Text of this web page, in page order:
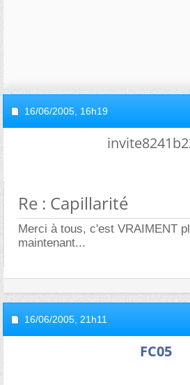
16/06/2005, 16h19
Re : Capillarité
Merci à tous, c'est VRAIMENT
maintenant...
16/06/2005, 21h11
FC05